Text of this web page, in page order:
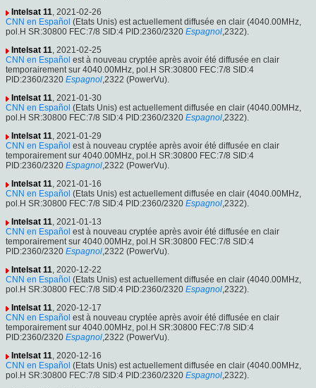
Intelsat 11, 2021-02-26
CNN en Español (Etats Unis) est actuellement diffusée en clair (4040.00MHz,
pol.H SR:30800 FEC:7/8 SID:4 PID:2360/2320 Espagnol,2322).
Intelsat 11, 2021-02-25
CNN en Español est à nouveau cryptée après avoir été diffusée en clair
temporairement sur 4040.00MHz, pol.H SR:30800 FEC:7/8 SID:4
PID:2360/2320 Espagnol,2322 (PowerVu).
Intelsat 11, 2021-01-30
CNN en Español (Etats Unis) est actuellement diffusée en clair (4040.00MHz,
pol.H SR:30800 FEC:7/8 SID:4 PID:2360/2320 Espagnol,2322).
Intelsat 11, 2021-01-29
CNN en Español est à nouveau cryptée après avoir été diffusée en clair
temporairement sur 4040.00MHz, pol.H SR:30800 FEC:7/8 SID:4
PID:2360/2320 Espagnol,2322 (PowerVu).
Intelsat 11, 2021-01-16
CNN en Español (Etats Unis) est actuellement diffusée en clair (4040.00MHz,
pol.H SR:30800 FEC:7/8 SID:4 PID:2360/2320 Espagnol,2322).
Intelsat 11, 2021-01-13
CNN en Español est à nouveau cryptée après avoir été diffusée en clair
temporairement sur 4040.00MHz, pol.H SR:30800 FEC:7/8 SID:4
PID:2360/2320 Espagnol,2322 (PowerVu).
Intelsat 11, 2020-12-22
CNN en Español (Etats Unis) est actuellement diffusée en clair (4040.00MHz,
pol.H SR:30800 FEC:7/8 SID:4 PID:2360/2320 Espagnol,2322).
Intelsat 11, 2020-12-17
CNN en Español est à nouveau cryptée après avoir été diffusée en clair
temporairement sur 4040.00MHz, pol.H SR:30800 FEC:7/8 SID:4
PID:2360/2320 Espagnol,2322 (PowerVu).
Intelsat 11, 2020-12-16
CNN en Español (Etats Unis) est actuellement diffusée en clair (4040.00MHz,
pol.H SR:30800 FEC:7/8 SID:4 PID:2360/2320 Espagnol,2322).